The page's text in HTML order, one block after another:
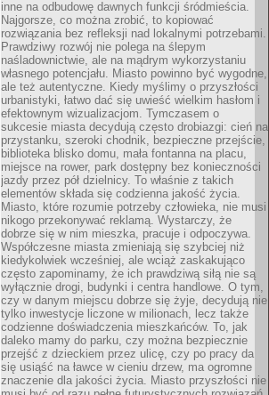
inne na odbudowę dawnych funkcji śródmieścia.
Najgorsze, co można zrobić, to kopiować
rozwiązania bez refleksji nad lokalnymi potrzebami.
Prawdziwy rozwój nie polega na ślepym
naśladownictwie, ale na mądrym wykorzystaniu
własnego potencjału. Miasto powinno być wygodne,
ale też autentyczne. Kiedy myślimy o przyszłości
urbanistyki, łatwo dać się uwieść wielkim hasłom i
efektownym wizualizacjom. Tymczasem o
sukcesie miasta decydują często drobiazgi: cień na
przystanku, szeroki chodnik, bezpieczne przejście,
biblioteka blisko domu, mała fontanna na placu,
miejsce na rower, park dostępny bez konieczności
jazdy przez pół dzielnicy. To właśnie z takich
elementów składa się codzienna jakość życia.
Miasto, które rozumie potrzeby człowieka, nie musi
nikogo przekonywać reklamą. Wystarczy, że
dobrze się w nim mieszka, pracuje i odpoczywa.
Współczesne miasta zmieniają się szybciej niż
kiedykolwiek wcześniej, ale wciąż zaskakująco
często zapominamy, że ich prawdziwą siłą nie są
wyłącznie drogi, budynki i centra handlowe. O tym,
czy w danym miejscu dobrze się żyje, decydują nie
tylko inwestycje liczone w milionach, lecz także
codzienne doświadczenia mieszkańców. To, jak
daleko mamy do parku, czy można bezpiecznie
przejść z dzieckiem przez ulicę, czy po pracy da
się usiąść na ławce w cieniu drzew, ma ogromne
znaczenie dla jakości życia. Miasto przyszłości nie